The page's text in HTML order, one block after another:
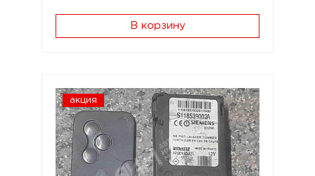
В корзину
акция